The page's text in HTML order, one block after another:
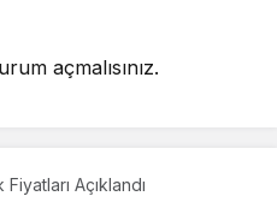
açmalısınız.
Fiyatları Açıklandı